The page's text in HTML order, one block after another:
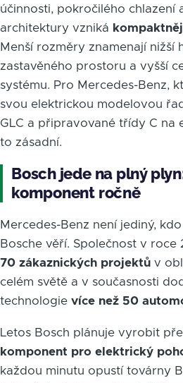
účinnosti, pokročilého chlazení
architektury vzniká
Menší rozměry znamenají nižší
zastavěného prostoru a vyšší
systému. Pro Mercedes-Benz,
svou elektrickou modelovou
GLC a připravované třídy C na
to zásadní.
Bosch jede na plný
komponent ročně
Mercedes-Benz není jediný,
Bosche věří. Společnost v roce
70 zákaznických projektů v
celém světě a v současnosti
technologie více než 50
Letos Bosch plánuje vyrobit
komponent pro elektrický
každou minutu opustí továrny